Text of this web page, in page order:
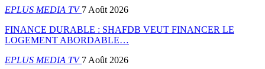
EPLUS MEDIA TV7 Août 2026
FINANCE DURABLE : SHAFDB VEUT FINANCER LE
LOGEMENT ABORDABLE…
EPLUS MEDIA TV7 Août 2026